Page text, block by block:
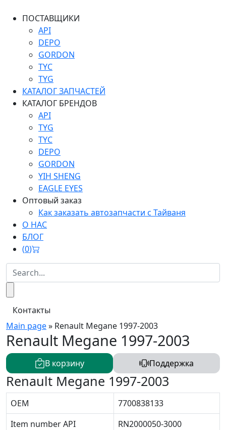
ПОСТАВЩИКИ
API
DEPO
GORDON
TYC
TYG
КАТАЛОГ ЗАПЧАСТЕЙ
КАТАЛОГ БРЕНДОВ
API
TYG
TYC
DEPO
GORDON
YIH SHENG
EAGLE EYES
Оптовый заказ
Как заказать автозапчасти с Тайваня
О НАС
БЛОГ
(0)
Контакты
Main page» Renault Megane 1997-2003
Renault Megane 1997-2003
В корзину Поддержка
Renault Megane 1997-2003
OEM
7700838133
Item number API
RN2000050-3000